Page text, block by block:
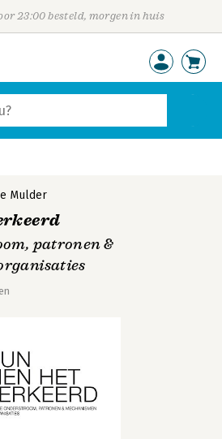
23:00 besteld, morgen in huis
Mulder
patronen &